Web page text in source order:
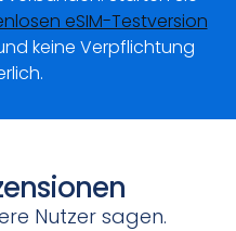
eSIM-Testversion
keine Verpflichtung
Nutzer sagen.